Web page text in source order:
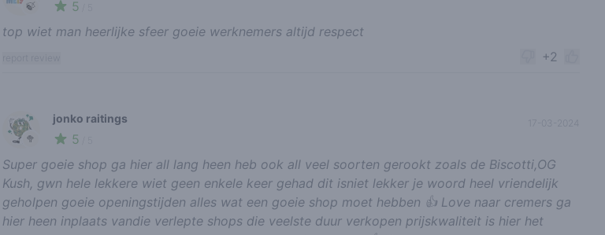
🍃 5
top wiet man heerlijke sfeer goeie werknemers altijd respect
+2
🥦
jonko raitings
5
17-03-2024
Super goeie shop ga hier all lang heen heb ook all veel soorten gerookt zoals de Biscotti,OG
Kush, gwn hele lekkere wiet geen enkele keer gehad dit isniet lekker je woord heel vriendelijk
geholpen goeie openingstijden alles wat een goeie shop moet hebben 👍 Love naar cremers ga
hier heen inplaats vandie verlepte shops die veelste duur verkopen prijskwaliteit is hier het